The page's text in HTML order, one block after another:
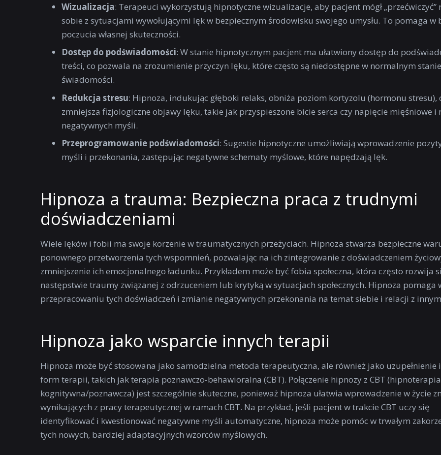
Wizualizacja: Terapeuci wykorzystują hipnotyczne wizualizacje, aby pacjent mógł „przećwiczyć”
sobie z sytuacjami wywołującymi lęk w bezpiecznym środowisku swojego umysłu. To pomaga
poczucia własnej skuteczności.
Dostęp do podświadomości: W stanie hipnotycznym pacjent ma ułatwiony dostęp do
treści, co pozwala na zrozumienie przyczyn lęku, które często są niedostępne w normalnym stanie
świadomości.
Redukcja stresu: Hipnoza, indukując głęboki relaks, obniża poziom kortyzolu (hormonu stresu),
zmniejsza fizjologiczne objawy lęku, takie jak przyspieszone bicie serca czy napięcie mięśniowe i
negatywnych myśli.
Przeprogramowanie podświadomości: Sugestie hipnotyczne umożliwiają wprowadzenie
myśli i przekonania, zastępując negatywne schematy myślowe, które napędzają lęk.
Hipnoza a trauma: Bezpieczna praca z trudnymi
doświadczeniami
Wiele lęków i fobii ma swoje korzenie w traumatycznych przeżyciach. Hipnoza stwarza bezpieczne
ponownego przetworzenia tych wspomnień, pozwalając na ich zintegrowanie z doświadczeniem
zmniejszenie ich emocjonalnego ładunku. Przykładem może być fobia społeczna, która często rozwija
następstwie traumy związanej z odrzuceniem lub krytyką w sytuacjach społecznych. Hipnoza pomaga
przepracowaniu tych doświadczeń i zmianie negatywnych przekonania na temat siebie i relacji z
Hipnoza jako wsparcie innych terapii
Hipnoza może być stosowana jako samodzielna metoda terapeutyczna, ale również jako uzupełnienie
form terapii, takich jak terapia poznawczo-behawioralna (CBT). Połączenie hipnozy z CBT (hipnoterapia
kognitywna/poznawcza) jest szczególnie skuteczne, ponieważ hipnoza ułatwia wprowadzenie w życie
wynikających z pracy terapeutycznej w ramach CBT. Na przykład, jeśli pacjent w trakcie CBT uczy się
identyfikować i kwestionować negatywne myśli automatyczne, hipnoza może pomóc w trwałym
tych nowych, bardziej adaptacyjnych wzorców myślowych.